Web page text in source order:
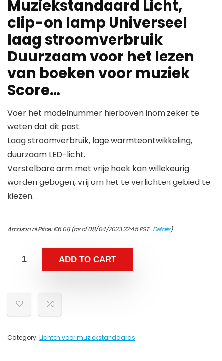
Muziekstandaard Licht,
clip-on lamp Universeel
laag stroomverbruik
Duurzaam voor het lezen
van boeken voor muziek
Score…
Voer het modelnummer hierboven inom zeker te
weten dat dit past.
Laag stroomverbruik, lage warmteontwikkeling,
duurzaam LED-licht.
Verstelbare arm met vrije hoek kan willekeurig
worden gebogen, vrij om het te verlichten gebied te
kiezen.
Amazon.nl Price:€6.08(as of 08/04/2023 22:45 PST-Details)
ADD TO CART
Category: Lichten voor muziekstandaards